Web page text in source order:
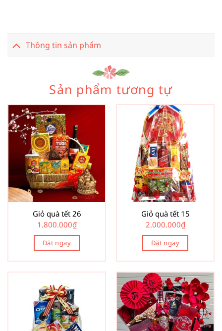
Thông tin sản phẩm
Sản phẩm tương tự
Giỏ quà tết 26
1.800.000₫
Đặt ngay
Giỏ quà tết 15
2.000.000₫
Đặt ngay